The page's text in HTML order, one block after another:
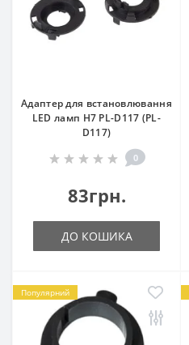
Адаптер для встановлювання
LED ламп Н7 PL-D117 (PL-
D117)
0
83грн.
ДО КОШИКА
Популярний